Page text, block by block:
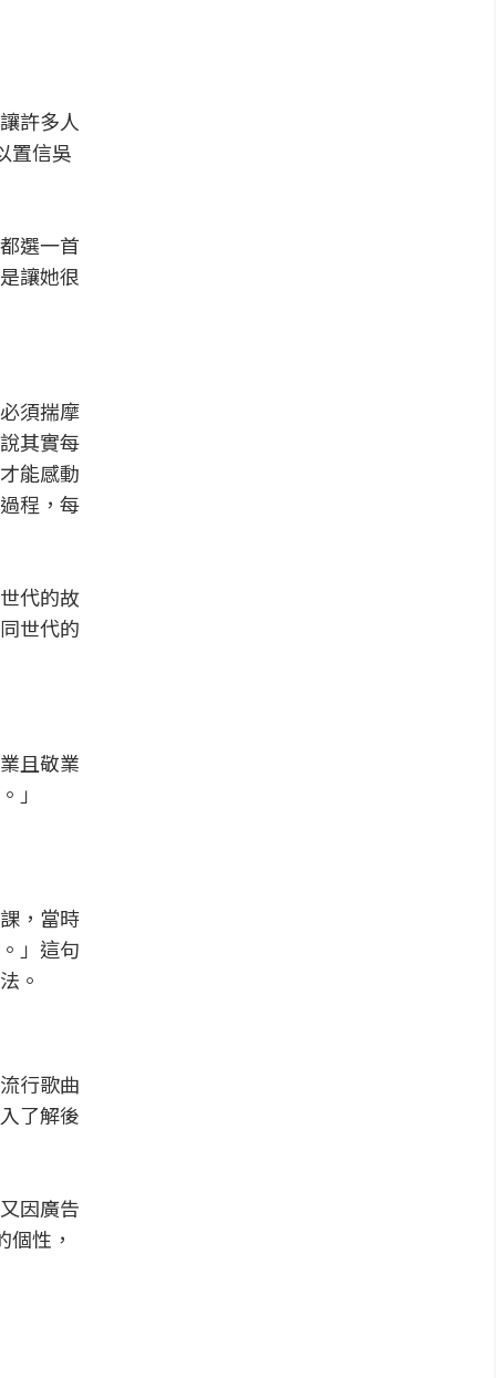
許多人
置信吳
選一首
讓她很
須揣摩
其實每
能感動
程，每
代的故
世代的
且敬業
」
，當時
」這句
。
行歌曲
了解後
因廣告
性，